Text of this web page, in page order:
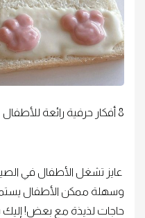
8 أفكار حرفية رائعة للأطفال
وسهلة ممكن الأطفال
حاجات لذيذة مع بعض! إليك